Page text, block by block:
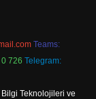
Teams:
726 Telegram:
Teknolojileri ve